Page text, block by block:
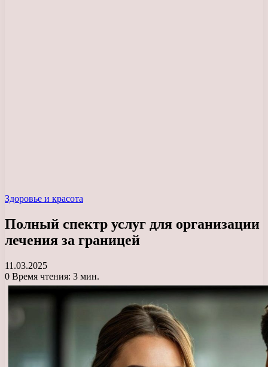
Здоровье и красота
Полный спектр услуг для организации
лечения за границей
11.03.2025
0 Время чтения: 3 мин.